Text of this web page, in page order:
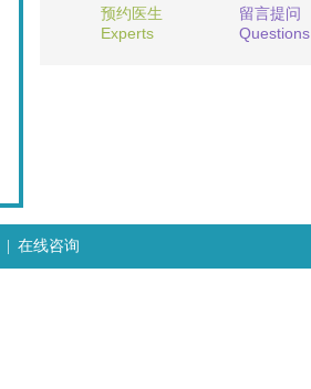
预约医生
Experts
留言提问
Questions
在线咨询